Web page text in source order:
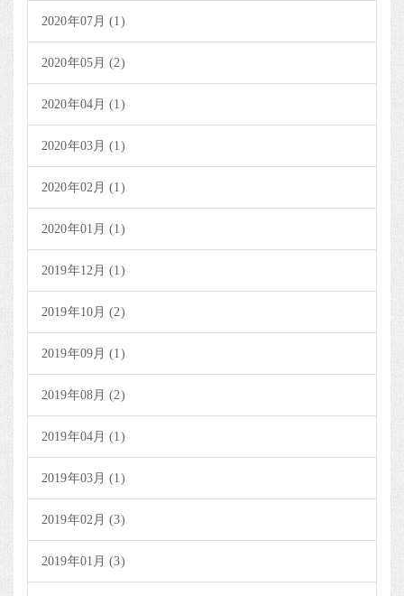
2020年07月 (1)
2020年05月 (2)
2020年04月 (1)
2020年03月 (1)
2020年02月 (1)
2020年01月 (1)
2019年12月 (1)
2019年10月 (2)
2019年09月 (1)
2019年08月 (2)
2019年04月 (1)
2019年03月 (1)
2019年02月 (3)
2019年01月 (3)